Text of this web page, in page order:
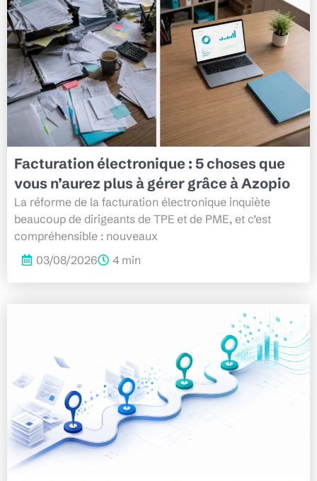
Facturation électronique : 5 choses que
vous n’aurez plus à gérer grâce à Azopio
La réforme de la facturation électronique inquiète
beaucoup de dirigeants de TPE et de PME, et c’est
compréhensible : nouveaux
03/08/2026
4 min